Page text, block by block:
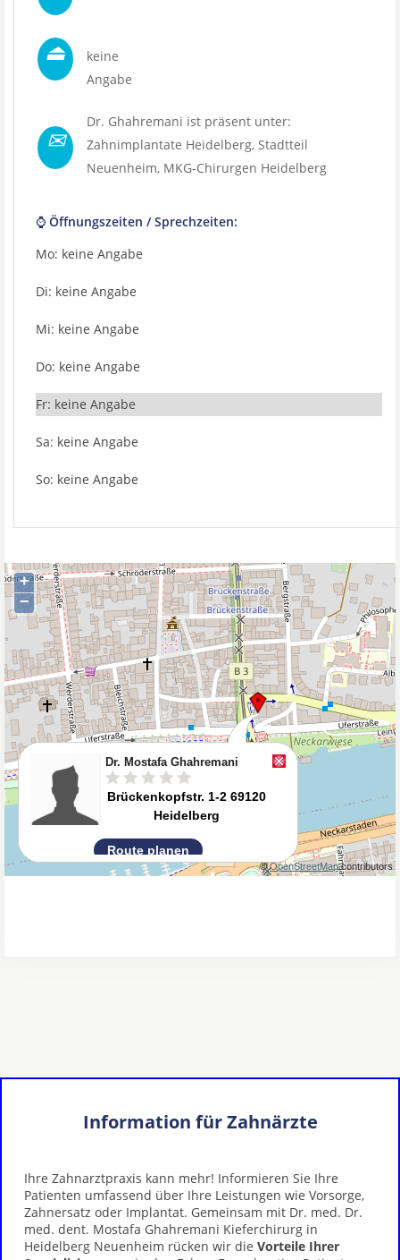
⏏
keine
Angabe
✉
Dr. Ghahremani ist präsent unter:
Zahnimplantate Heidelberg, Stadtteil
Neuenheim, MKG-Chirurgen Heidelberg
⌚ Öffnungszeiten / Sprechzeiten:
Mo: keine Angabe
Di: keine Angabe
Mi: keine Angabe
Do: keine Angabe
Fr: keine Angabe
Sa: keine Angabe
So: keine Angabe
Information für Zahnärzte
Ihre Zahnarztpraxis kann mehr! Informieren Sie Ihre
Patienten umfassend über Ihre Leistungen wie Vorsorge,
Zahnersatz oder Implantat. Gemeinsam mit Dr. med. Dr.
med. dent. Mostafa Ghahremani Kieferchirurg in
Heidelberg Neuenheim rücken wir die Vorteile Ihrer